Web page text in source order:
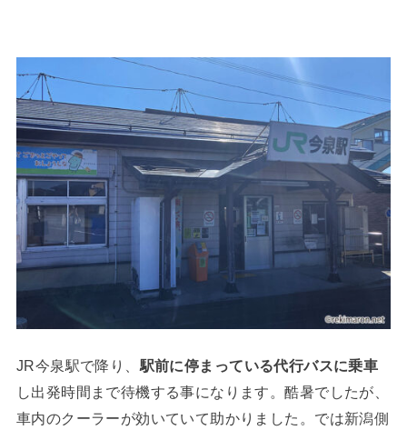
JR今泉駅で降り、 駅前に停まっている代行バスに乗車
し出発時間まで待機する事になります。酷暑でしたが、
車内のクーラーが効いていて助かりました。では新潟側